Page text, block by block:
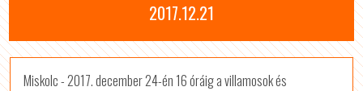
2017.12.21
Miskolc - 2017. december 24-én 16 óráig a villamosok és